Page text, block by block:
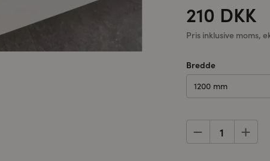
210 DKK
Pris inklusive moms,
Bredde
1200 mm